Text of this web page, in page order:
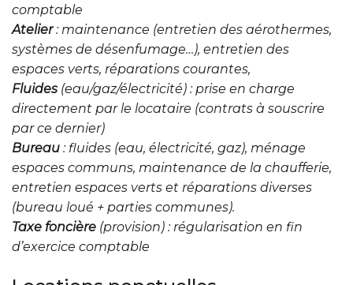
comptable
Atelier: maintenance (entretien des aérothermes,
systèmes de désenfumage…), entretien des
espaces verts, réparations courantes,
Fluides (eau/gaz/électricité) : prise en charge
directement par le locataire (contrats à souscrire
par ce dernier)
Bureau : fluides (eau, électricité, gaz), ménage
espaces communs, maintenance de la chaufferie,
entretien espaces verts et réparations diverses
(bureau loué + parties communes).
Taxe foncière (provision) : régularisation en fin
d’exercice comptable